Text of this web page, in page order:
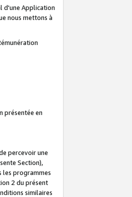
d'une Application
nous mettons à
présentée en
percevoir une
Section),
les programmes
2 du présent
similaires